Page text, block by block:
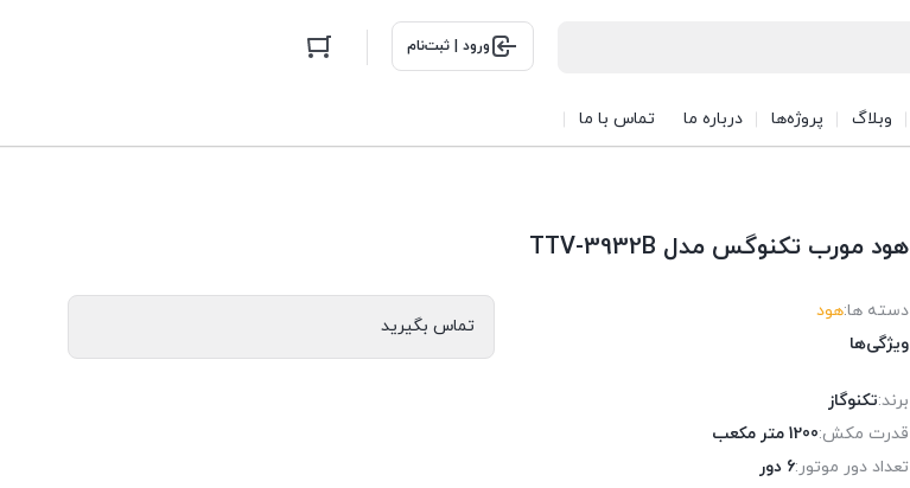
ورود | ثبت‌نام
وبلاگ پروژه‌ها درباره ما تماس با ما
هود مورب تکنوگس مدل TTV-3932B
دسته ها:هود
ویژگی‌ها
برند:تکنوگاز
قدرت مکش:1200 متر مکعب
تعداد دور موتور:6 دور
تماس بگیرید